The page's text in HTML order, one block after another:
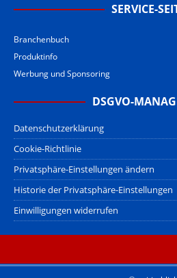
SERVICE-
Branchenbuch
Produktinfo
Werbung und Sponsoring
DSGVO-
Datenschutzerklärung
Cookie-Richtlinie
Privatsphäre-Einstellungen ändern
Historie der Privatsphäre-Einstellungen
Einwilligungen widerrufen